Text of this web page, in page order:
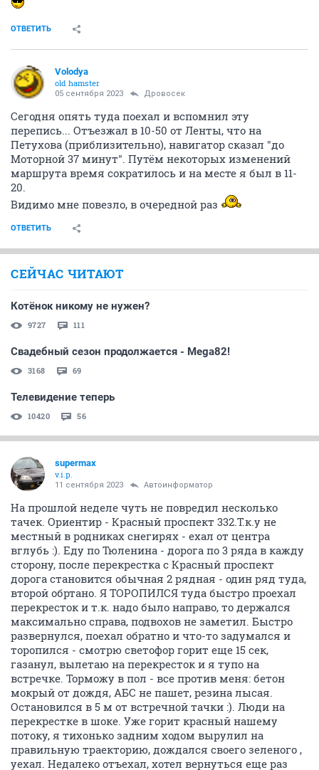
ОТВЕТИТЬ
Volodya
old hamster
05 сентября 2023 Дровосек
Сегодня опять туда поехал и вспомнил эту
перепись... Отъезжал в 10-50 от Ленты, что на
Петухова (приблизительно), навигатор сказал "до
Моторной 37 минут". Путём некоторых изменений
маршрута время сократилось и на месте я был в 11-
20.
Видимо мне повезло, в очередной раз
ОТВЕТИТЬ
СЕЙЧАС ЧИТАЮТ
Котёнок никому не нужен?
9727 111
Свадебный сезон продолжается - Mega82!
3168 69
Телевидение теперь
10420 56
supermax
v.i.p.
11 сентября 2023 Автоинформатор
На прошлой неделе чуть не повредил несколько
тачек. Ориентир - Красный проспект 332.Т.к.у не
местный в родниках снегирях - ехал от центра
вглубь :). Еду по Тюленина - дорога по 3 ряда в кажду
сторону, после перекрестка с Красный проспект
дорога становится обычная 2 рядная - один ряд туда,
второй обртано. Я ТОРОПИЛСЯ туда быстро проехал
перекресток и т.к. надо было направо, то держался
максимально справа, подвохов не заметил. Быстро
развернулся, поехал обратно и что-то задумался и
торопился - смотрю светофор горит еще 15 сек,
газанул, вылетаю на перекресток и я тупо на
встречке. Торможу в пол - все против меня: бетон
мокрый от дождя, АБС не пашет, резина лысая.
Остановился в 5 м от встречной тачки :). Люди на
перекрестке в шоке. Уже горит красный нашему
потоку, я тихонько задним ходом вырулил на
правильную траекторию, дождался своего зеленого ,
уехал. Недалеко отъехал, хотел вернуться еще раз